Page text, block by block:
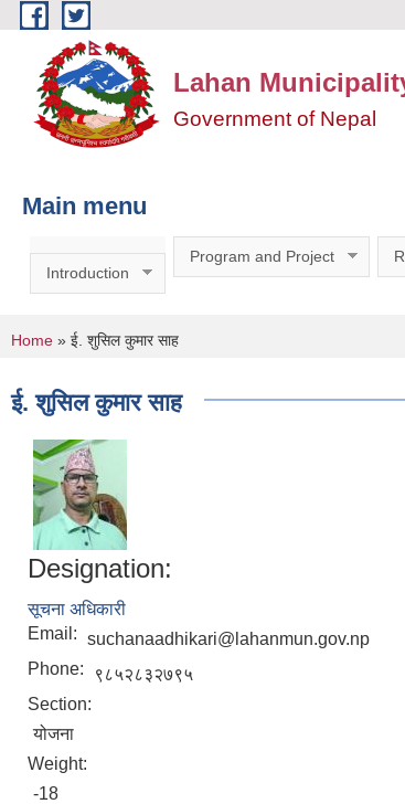
Skip to main content
Lahan
Government of Nepal
Main menu
Introduction
Program and Project
You are here
Home » ई. शुसिल कुमार साह
ई. शुसिल कुमार साह
Designation:
सूचना अधिकारी
Email: suchanaadhikari@lahanmun.gov.np
Phone:
९८५२८३२७९५
Section:
योजना
Weight:
-18